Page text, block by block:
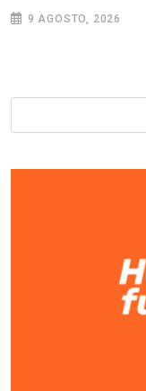
9 AGOSTO, 2026